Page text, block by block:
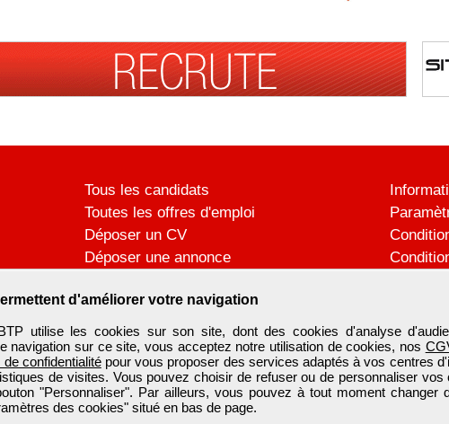
d'améliorer votre navigation
utilise les cookies sur son site, dont des cookies d'analyse
navigation sur ce site, vous acceptez notre utilisation de cookies, nos
de confidentialitépour vous proposer des services adaptés à vos centres
de visites. Vous pouvez choisir de refuser ou de personnaliser vos
"Personnaliser". Par ailleurs, vous pouvez à tout moment changer
des cookies" situé en bas de page.
Tous les candidats
Toutes les offres d'emploi
Déposer un CV
Déposer une annonce